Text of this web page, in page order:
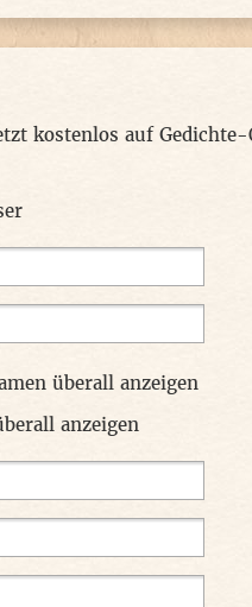
kostenlos auf Gedichte-
überall anzeigen
anzeigen